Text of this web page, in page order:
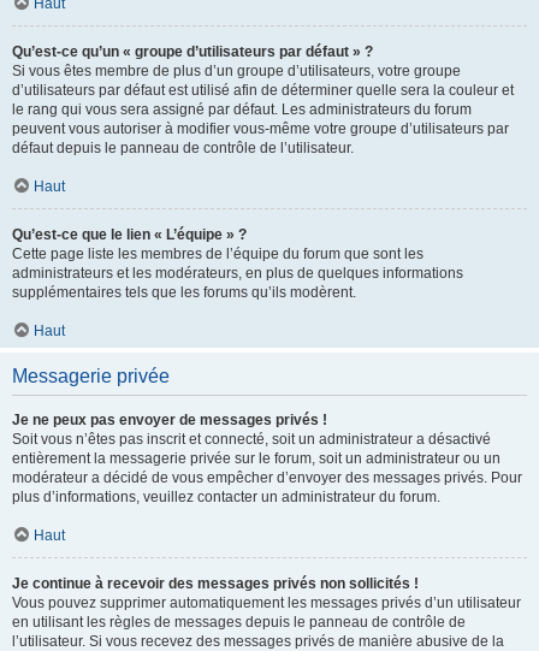
Haut
Qu’est-ce qu’un « groupe d’utilisateurs par défaut » ?
Si vous êtes membre de plus d’un groupe d’utilisateurs, votre groupe
d’utilisateurs par défaut est utilisé afin de déterminer quelle sera la couleur et
le rang qui vous sera assigné par défaut. Les administrateurs du forum
peuvent vous autoriser à modifier vous-même votre groupe d’utilisateurs par
défaut depuis le panneau de contrôle de l’utilisateur.
Haut
Qu’est-ce que le lien « L’équipe » ?
Cette page liste les membres de l’équipe du forum que sont les
administrateurs et les modérateurs, en plus de quelques informations
supplémentaires tels que les forums qu’ils modèrent.
Haut
Messagerie privée
Je ne peux pas envoyer de messages privés !
Soit vous n’êtes pas inscrit et connecté, soit un administrateur a désactivé
entièrement la messagerie privée sur le forum, soit un administrateur ou un
modérateur a décidé de vous empêcher d’envoyer des messages privés. Pour
plus d’informations, veuillez contacter un administrateur du forum.
Haut
Je continue à recevoir des messages privés non sollicités !
Vous pouvez supprimer automatiquement les messages privés d’un utilisateur
en utilisant les règles de messages depuis le panneau de contrôle de
l’utilisateur. Si vous recevez des messages privés de manière abusive de la